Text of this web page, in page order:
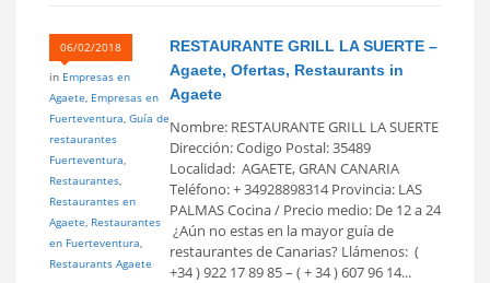
06/02/2018
in Empresas en
Agaete, Empresas en
Fuerteventura, Guía de
restaurantes
Fuerteventura,
Restaurantes,
Restaurantes en
Agaete, Restaurantes
en Fuerteventura,
Restaurants Agaete
RESTAURANTE GRILL LA SUERTE –
Agaete, Ofertas, Restaurants in
Agaete
Nombre: RESTAURANTE GRILL LA SUERTE
Dirección: Codigo Postal: 35489
Localidad: AGAETE, GRAN CANARIA
Teléfono: + 34928898314 Provincia: LAS
PALMAS Cocina / Precio medio: De 12 a 24
 ¿Aún no estas en la mayor guía de
restaurantes de Canarias? Llámenos: (
+34 ) 922 17 89 85 – ( + 34 ) 607 96 14...